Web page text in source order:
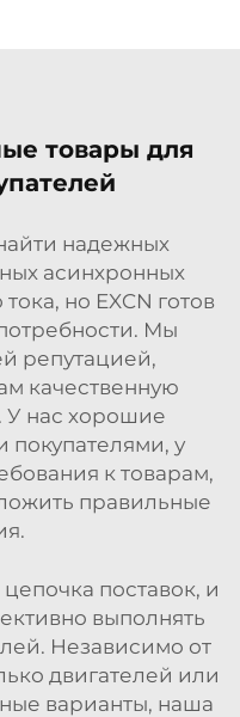
товары для
надежных
асинхронных
но EXCN готов
Мы
репутацией,
качественную
У нас хорошие
покупателями, у
к товарам,
правильные
поставок, и
выполнять
Независимо от
двигателей или
варианты, наша